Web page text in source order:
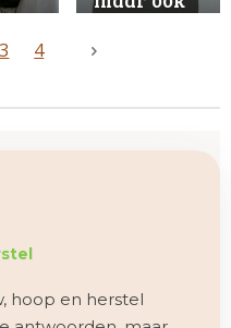
wie je bent
3 4
hoop en herstel